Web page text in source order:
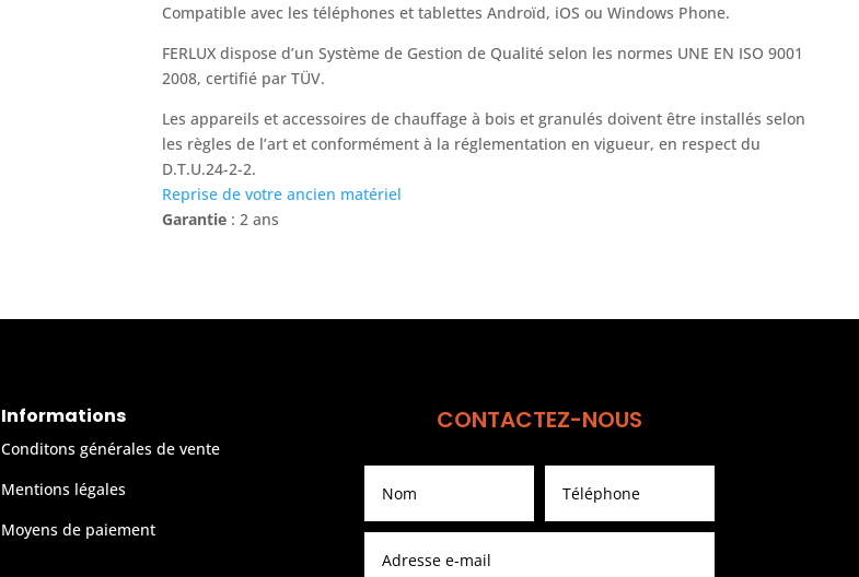
Compatible avec les téléphones et tablettes Androïd, iOS ou Windows Phone.
FERLUX dispose d’un Système de Gestion de Qualité selon les normes UNE EN ISO 9001
2008, certifié par TÜV.
Les appareils et accessoires de chauffage à bois et granulés doivent être installés selon
les règles de l’art et conformément à la réglementation en vigueur, en respect du
D.T.U.24-2-2.
Reprise de votre ancien matériel
Garantie : 2 ans
Informations
Conditons générales de vente
Mentions légales
Moyens de paiement
CONTACTEZ-NOUS